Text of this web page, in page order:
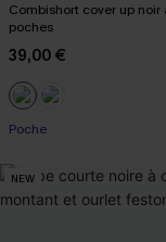
Combishort cover up noir
poches
39,00 €
Poche
NEW